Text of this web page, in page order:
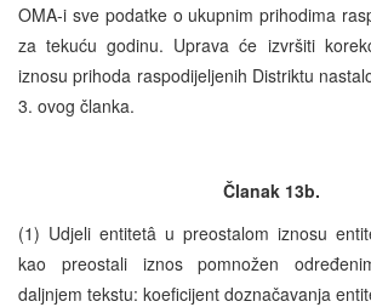
OMA-i sve podatke o ukupnim prihodima
za tekuću godinu. Uprava će izvršiti
iznosu prihoda raspodijeljenih Distriktu
3. ovog članka.
Članak 13b.
(1) Udjeli entitetâ u preostalom iznosu
kao preostali iznos pomnožen
daljnjem tekstu: koeficijent doznačavanja